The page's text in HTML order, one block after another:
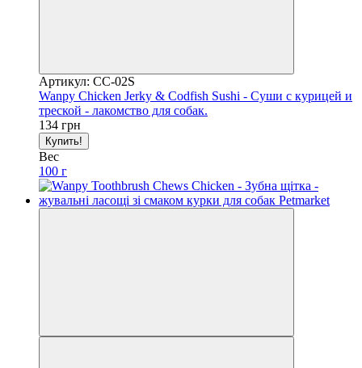
Артикул: CC-02S
Wanpy Chicken Jerky & Codfish Sushi - Суши с курицей и
треской - лакомство для собак.
134 грн
Купить!
Вес
100 г